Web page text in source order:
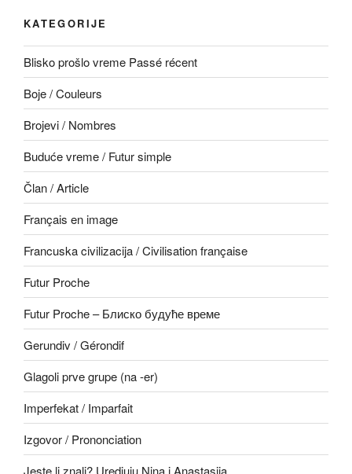
KATEGORIJE
Blisko prošlo vreme Passé récent
Boje / Couleurs
Brojevi / Nombres
Buduće vreme / Futur simple
Član / Article
Français en image
Francuska civilizacija / Civilisation française
Futur Proche
Futur Proche – Блиско будуће време
Gerundiv / Gérondif
Glagoli prve grupe (na -er)
Imperfekat / Imparfait
Izgovor / Prononciation
Jeste li znali? Uredjuju Nina i Anastasija